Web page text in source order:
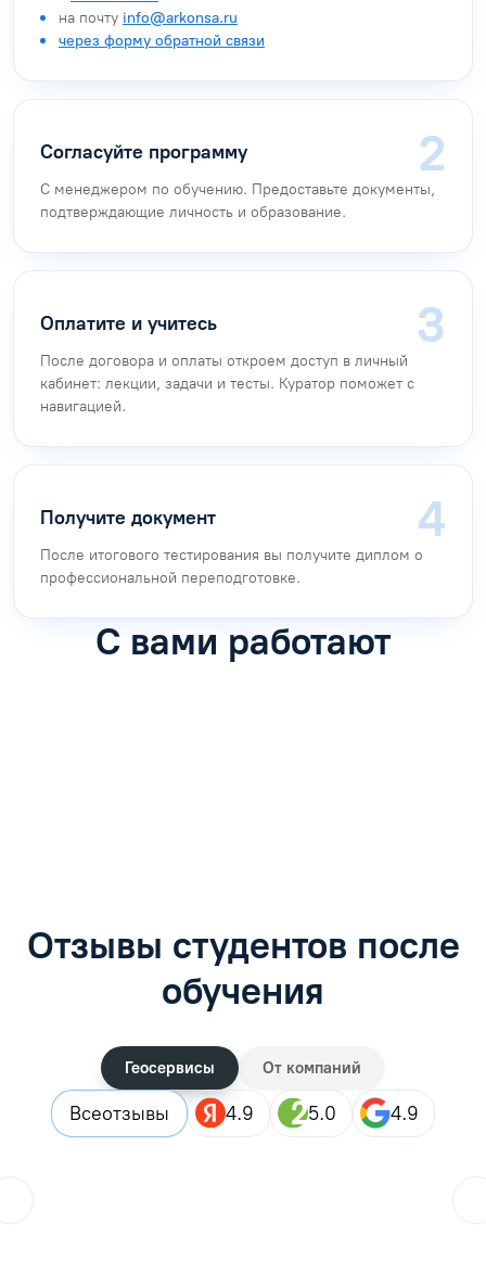
на почту info@arkonsa.ru
через форму обратной связи
Согласуйте программу
С менеджером по обучению. Предоставьте документы,
подтверждающие личность и образование.
Оплатите и учитесь
После договора и оплаты откроем доступ в личный
кабинет: лекции, задачи и тесты. Куратор поможет с
навигацией.
Получите документ
После итогового тестирования вы получите диплом о
профессиональной переподготовке.
С вами работают
Отзывы студентов после
обучения
Геосервисы От компаний
Всеотзывы 4.9 5.0 4.9